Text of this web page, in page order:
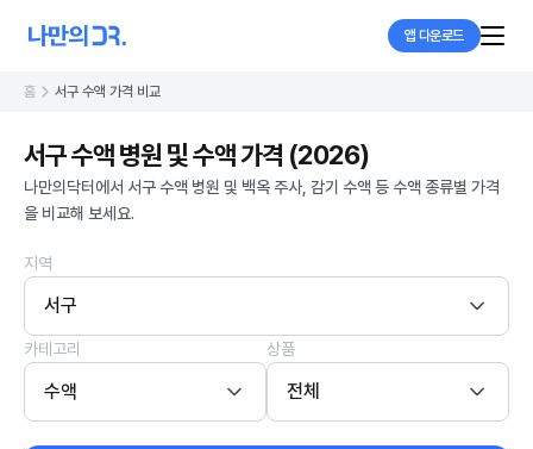
앱 다운로드
홈 서구 수액 가격 비교
서구 수액 병원 및 수액 가격 (2026)
나만의닥터에서 서구 수액 병원 및 백옥 주사, 감기 수액 등 수액 종류별 가격
을 비교해 보세요.
지역
서구
카테고리
수액
상품
전체